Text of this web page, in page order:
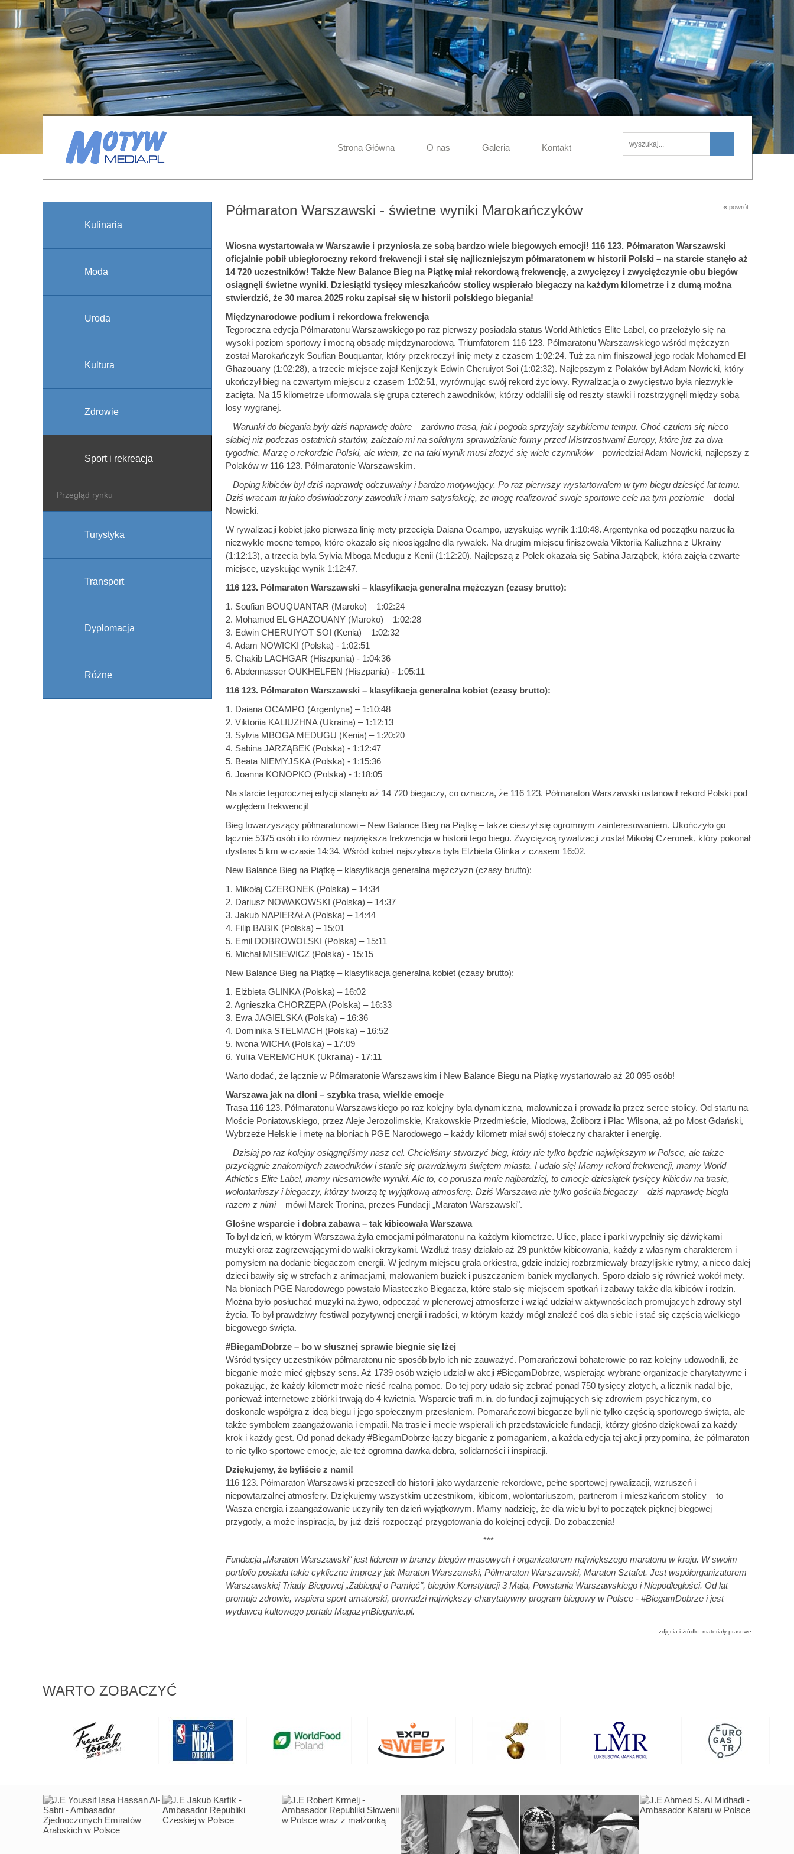
Strona Główna O nas Galeria Kontakt
Kulinaria
Moda
Uroda
Kultura
Zdrowie
Sport i rekreacja
Przegląd rynku
Turystyka
Transport
Dyplomacja
Różne
« powrót
Półmaraton Warszawski - świetne wyniki Marokańczyków
Wiosna wystartowała w Warszawie i przyniosła ze sobą bardzo wiele biegowych emocji! 116 123. Półmaraton Warszawski
oficjalnie pobił ubiegłoroczny rekord frekwencji i stał się najliczniejszym półmaratonem w historii Polski – na starcie stanęło aż
14 720 uczestników! Także New Balance Bieg na Piątkę miał rekordową frekwencję, a zwycięzcy i zwyciężczynie obu biegów
osiągnęli świetne wyniki. Dziesiątki tysięcy mieszkańców stolicy wspierało biegaczy na każdym kilometrze i z dumą można
stwierdzić, że 30 marca 2025 roku zapisał się w historii polskiego biegania!
Międzynarodowe podium i rekordowa frekwencja
Tegoroczna edycja Półmaratonu Warszawskiego po raz pierwszy posiadała status World Athletics Elite Label, co przełożyło się na
wysoki poziom sportowy i mocną obsadę międzynarodową. Triumfatorem 116 123. Półmaratonu Warszawskiego wśród mężczyzn
został Marokańczyk Soufian Bouquantar, który przekroczył linię mety z czasem 1:02:24. Tuż za nim finiszował jego rodak Mohamed El
Ghazouany (1:02:28), a trzecie miejsce zajął Kenijczyk Edwin Cheruiyot Soi (1:02:32). Najlepszym z Polaków był Adam Nowicki, który
ukończył bieg na czwartym miejscu z czasem 1:02:51, wyrównując swój rekord życiowy. Rywalizacja o zwycięstwo była niezwykle
zacięta. Na 15 kilometrze uformowała się grupa czterech zawodników, którzy oddalili się od reszty stawki i rozstrzygnęli między sobą
losy wygranej.
– Warunki do biegania były dziś naprawdę dobre – zarówno trasa, jak i pogoda sprzyjały szybkiemu tempu. Choć czułem się nieco
słabiej niż podczas ostatnich startów, zależało mi na solidnym sprawdzianie formy przed Mistrzostwami Europy, które już za dwa
tygodnie. Marzę o rekordzie Polski, ale wiem, że na taki wynik musi złożyć się wiele czynników– powiedział Adam Nowicki, najlepszy z
Polaków w 116 123. Półmaratonie Warszawskim.
–Doping kibiców był dziś naprawdę odczuwalny i bardzo motywujący. Po raz pierwszy wystartowałem w tym biegu dziesięć lat temu.
Dziś wracam tu jako doświadczony zawodnik i mam satysfakcję, że mogę realizować swoje sportowe cele na tym poziomie – dodał
Nowicki.
W rywalizacji kobiet jako pierwsza linię mety przecięła Daiana Ocampo, uzyskując wynik 1:10:48. Argentynka od początku narzuciła
niezwykle mocne tempo, które okazało się nieosiągalne dla rywalek. Na drugim miejscu finiszowała Viktoriia Kaliuzhna z Ukrainy
(1:12:13), a trzecia była Sylvia Mboga Medugu z Kenii (1:12:20). Najlepszą z Polek okazała się Sabina Jarząbek, która zajęła czwarte
miejsce, uzyskując wynik 1:12:47.
116 123. Półmaraton Warszawski – klasyfikacja generalna mężczyzn (czasy brutto):
1. Soufian BOUQUANTAR (Maroko) – 1:02:24
2. Mohamed EL GHAZOUANY (Maroko) – 1:02:28
3. Edwin CHERUIYOT SOI (Kenia) – 1:02:32
4. Adam NOWICKI (Polska) - 1:02:51
5. Chakib LACHGAR (Hiszpania) - 1:04:36
6. Abdennasser OUKHELFEN (Hiszpania) - 1:05:11
116 123. Półmaraton Warszawski – klasyfikacja generalna kobiet (czasy brutto):
1. Daiana OCAMPO (Argentyna) – 1:10:48
2. Viktoriia KALIUZHNA (Ukraina) – 1:12:13
3. Sylvia MBOGA MEDUGU (Kenia) – 1:20:20
4. Sabina JARZĄBEK (Polska) - 1:12:47
5. Beata NIEMYJSKA (Polska) - 1:15:36
6. Joanna KONOPKO (Polska) - 1:18:05
Na starcie tegorocznej edycji stanęło aż 14 720 biegaczy, co oznacza, że 116 123. Półmaraton Warszawski ustanowił rekord Polski pod
względem frekwencji!
Bieg towarzyszący półmaratonowi – New Balance Bieg na Piątkę – także cieszył się ogromnym zainteresowaniem. Ukończyło go
łącznie 5375 osób i to również największa frekwencja w historii tego biegu. Zwycięzcą rywalizacji został Mikołaj Czeronek, który pokonał
dystans 5 km w czasie 14:34. Wśród kobiet najszybsza była Elżbieta Glinka z czasem 16:02.
New Balance Bieg na Piątkę – klasyfikacja generalna mężczyzn (czasy brutto):
1. Mikołaj CZERONEK (Polska) – 14:34
2. Dariusz NOWAKOWSKI (Polska) – 14:37
3. Jakub NAPIERAŁA (Polska) – 14:44
4. Filip BABIK (Polska) – 15:01
5. Emil DOBROWOLSKI (Polska) – 15:11
6. Michał MISIEWICZ (Polska) - 15:15
New Balance Bieg na Piątkę – klasyfikacja generalna kobiet (czasy brutto):
1. Elżbieta GLINKA (Polska) – 16:02
2. Agnieszka CHORZĘPA (Polska) – 16:33
3. Ewa JAGIELSKA (Polska) – 16:36
4. Dominika STELMACH (Polska) – 16:52
5. Iwona WICHA (Polska) – 17:09
6. Yuliia VEREMCHUK (Ukraina) - 17:11
Warto dodać, że łącznie w Półmaratonie Warszawskim i New Balance Biegu na Piątkę wystartowało aż 20 095 osób!
Warszawa jak na dłoni – szybka trasa, wielkie emocje
Trasa 116 123. Półmaratonu Warszawskiego po raz kolejny była dynamiczna, malownicza i prowadziła przez serce stolicy. Od startu na
Moście Poniatowskiego, przez Aleje Jerozolimskie, Krakowskie Przedmieście, Miodową, Żoliborz i Plac Wilsona, aż po Most Gdański,
Wybrzeże Helskie i metę na błoniach PGE Narodowego – każdy kilometr miał swój stołeczny charakter i energię.
–Dzisiaj po raz kolejny osiągnęliśmy nasz cel. Chcieliśmy stworzyć bieg, który nie tylko będzie największym w Polsce, ale także
przyciągnie znakomitych zawodników i stanie się prawdziwym świętem miasta. I udało się! Mamy rekord frekwencji, mamy World
Athletics Elite Label, mamy niesamowite wyniki. Ale to, co porusza mnie najbardziej, to emocje dziesiątek tysięcy kibiców na trasie,
wolontariuszy i biegaczy, którzy tworzą tę wyjątkową atmosferę. Dziś Warszawa nie tylko gościła biegaczy – dziś naprawdę biegła
razem z nimi– mówi Marek Tronina, prezes Fundacji „Maraton Warszawski".
Głośne wsparcie i dobra zabawa – tak kibicowała Warszawa
To był dzień, w którym Warszawa żyła emocjami półmaratonu na każdym kilometrze. Ulice, place i parki wypełniły się dźwiękami
muzyki oraz zagrzewającymi do walki okrzykami. Wzdłuż trasy działało aż 29 punktów kibicowania, każdy z własnym charakterem i
pomysłem na dodanie biegaczom energii. W jednym miejscu grała orkiestra, gdzie indziej rozbrzmiewały brazylijskie rytmy, a nieco dalej
dzieci bawiły się w strefach z animacjami, malowaniem buziek i puszczaniem baniek mydlanych. Sporo działo się również wokół mety.
Na błoniach PGE Narodowego powstało Miasteczko Biegacza, które stało się miejscem spotkań i zabawy także dla kibiców i rodzin.
Można było posłuchać muzyki na żywo, odpocząć w plenerowej atmosferze i wziąć udział w aktywnościach promujących zdrowy styl
życia. To był prawdziwy festiwal pozytywnej energii i radości, w którym każdy mógł znaleźć coś dla siebie i stać się częścią wielkiego
biegowego święta.
#BiegamDobrze – bo w słusznej sprawie biegnie się lżej
Wśród tysięcy uczestników półmaratonu nie sposób było ich nie zauważyć. Pomarańczowi bohaterowie po raz kolejny udowodnili, że
bieganie może mieć głębszy sens. Aż 1739 osób wzięło udział w akcji #BiegamDobrze, wspierając wybrane organizacje charytatywne i
pokazując, że każdy kilometr może nieść realną pomoc. Do tej pory udało się zebrać ponad 750 tysięcy złotych, a licznik nadal bije,
ponieważ internetowe zbiórki trwają do 4 kwietnia. Wsparcie trafi m.in. do fundacji zajmujących się zdrowiem psychicznym, co
doskonale współgra z ideą biegu i jego społecznym przesłaniem. Pomarańczowi biegacze byli nie tylko częścią sportowego święta, ale
także symbolem zaangażowania i empatii. Na trasie i mecie wspierali ich przedstawiciele fundacji, którzy głośno dziękowali za każdy
krok i każdy gest. Od ponad dekady #BiegamDobrze łączy bieganie z pomaganiem, a każda edycja tej akcji przypomina, że półmaraton
to nie tylko sportowe emocje, ale też ogromna dawka dobra, solidarności i inspiracji.
Dziękujemy, że byliście z nami!
116 123. Półmaraton Warszawski przeszedł do historii jako wydarzenie rekordowe, pełne sportowej rywalizacji, wzruszeń i
niepowtarzalnej atmosfery. Dziękujemy wszystkim uczestnikom, kibicom, wolontariuszom, partnerom i mieszkańcom stolicy – to
Wasza energia i zaangażowanie uczyniły ten dzień wyjątkowym. Mamy nadzieję, że dla wielu był to początek pięknej biegowej
przygody, a może inspiracja, by już dziś rozpocząć przygotowania do kolejnej edycji. Do zobaczenia!
***
Fundacja „Maraton Warszawski" jest liderem w branży biegów masowych i organizatorem największego maratonu w kraju. W swoim
portfolio posiada takie cykliczne imprezy jak Maraton Warszawski, Półmaraton Warszawski, Maraton Sztafet. Jest współorganizatorem
Warszawskiej Triady Biegowej „Zabiegaj o Pamięć", biegów Konstytucji 3 Maja, Powstania Warszawskiego i Niepodległości. Od lat
promuje zdrowie, wspiera sport amatorski, prowadzi największy charytatywny program biegowy w Polsce - #BiegamDobrze i jest
wydawcą kultowego portalu MagazynBieganie.pl.
zdjęcia i źródło: materiały prasowe
WARTO ZOBACZYĆ